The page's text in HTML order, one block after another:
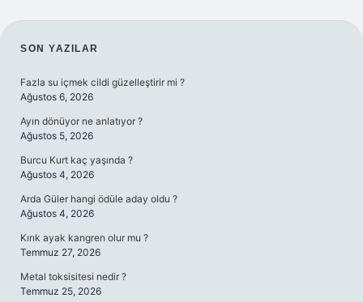
SIDEBAR
SON YAZILAR
Fazla su içmek cildi güzelleştirir mi ?
Ağustos 6, 2026
Ayın dönüyor ne anlatıyor ?
Ağustos 5, 2026
Burcu Kurt kaç yaşında ?
Ağustos 4, 2026
Arda Güler hangi ödüle aday oldu ?
Ağustos 4, 2026
Kırık ayak kangren olur mu ?
Temmuz 27, 2026
Metal toksisitesi nedir ?
Temmuz 25, 2026